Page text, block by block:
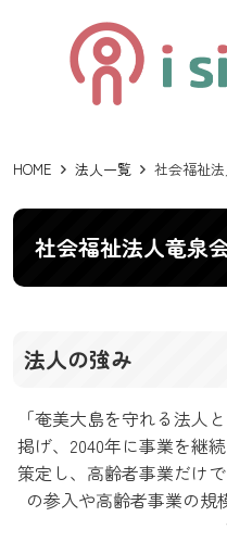
HOME 法人一覧 社会福祉
社会福祉法人竜泉
法人の強み
「奄美大島を守れる法人
掲げ、2040年に事業を継
策定し、高齢者事業だけ
の参入や高齢者事業の規